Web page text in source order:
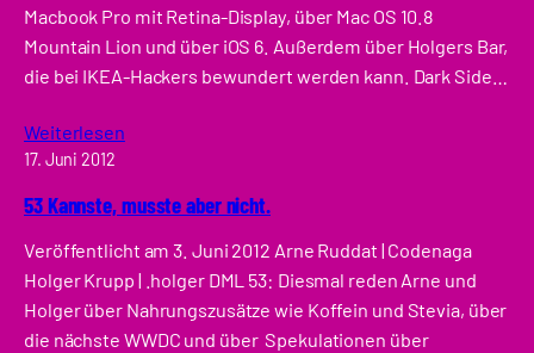
Macbook Pro mit Retina-Display, über Mac OS 10.8
Mountain Lion und über iOS 6. Außerdem über Holgers Bar,
die bei IKEA-Hackers bewundert werden kann. Dark Side…
Weiterlesen
17. Juni 2012
53 Kannste, musste aber nicht.
Veröffentlicht am 3. Juni 2012 Arne Ruddat | Codenaga
Holger Krupp | .holger DML 53: Diesmal reden Arne und
Holger über Nahrungszusätze wie Koffein und Stevia, über
die nächste WWDC und über Spekulationen über